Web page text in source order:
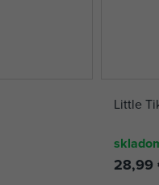
Little
28,99